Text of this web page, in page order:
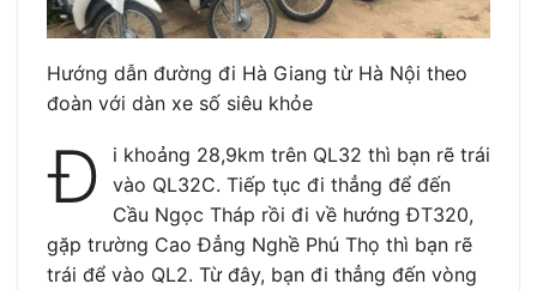
Hướng dẫn đường đi Hà Giang từ Hà Nội theo
đoàn với dàn xe số siêu khỏe
Đ
i khoảng 28,9km trên QL32 thì bạn rẽ trái
vào QL32C. Tiếp tục đi thẳng để đến
Cầu Ngọc Tháp rồi đi về hướng ĐT320,
gặp trường Cao Đẳng Nghề Phú Thọ thì bạn rẽ
trái để vào QL2. Từ đây, bạn đi thẳng đến vòng